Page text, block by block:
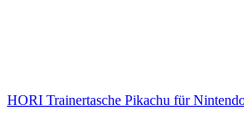
HORI Trainertasche Pikachu für